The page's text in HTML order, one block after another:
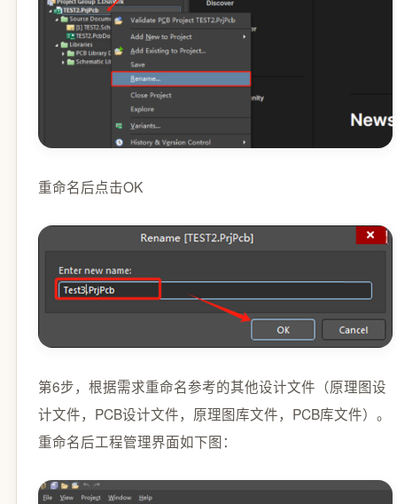
重命名后点击OK
第6步，根据需求重命名参考的其他设计文件（原理图设
计文件，PCB设计文件，原理图库文件，PCB库文件）。
重命名后工程管理界面如下图：